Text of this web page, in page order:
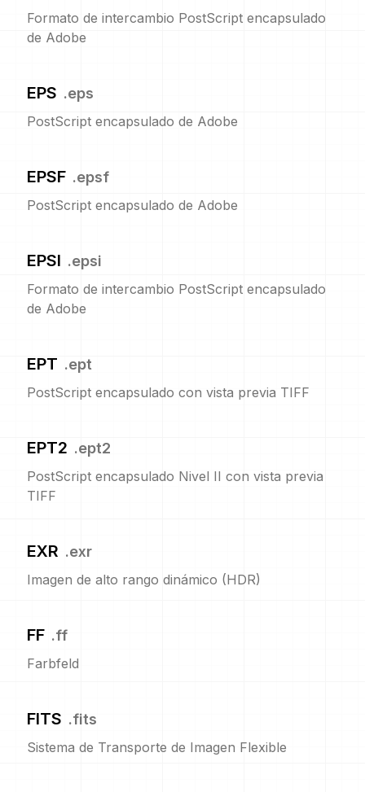
Formato de intercambio PostScript encapsulado
de Adobe
EPS .eps
PostScript encapsulado de Adobe
EPSF .epsf
PostScript encapsulado de Adobe
EPSI .epsi
Formato de intercambio PostScript encapsulado
de Adobe
EPT .ept
PostScript encapsulado con vista previa TIFF
EPT2 .ept2
PostScript encapsulado Nivel II con vista previa
TIFF
EXR .exr
Imagen de alto rango dinámico (HDR)
FF .ff
Farbfeld
FITS .fits
Sistema de Transporte de Imagen Flexible